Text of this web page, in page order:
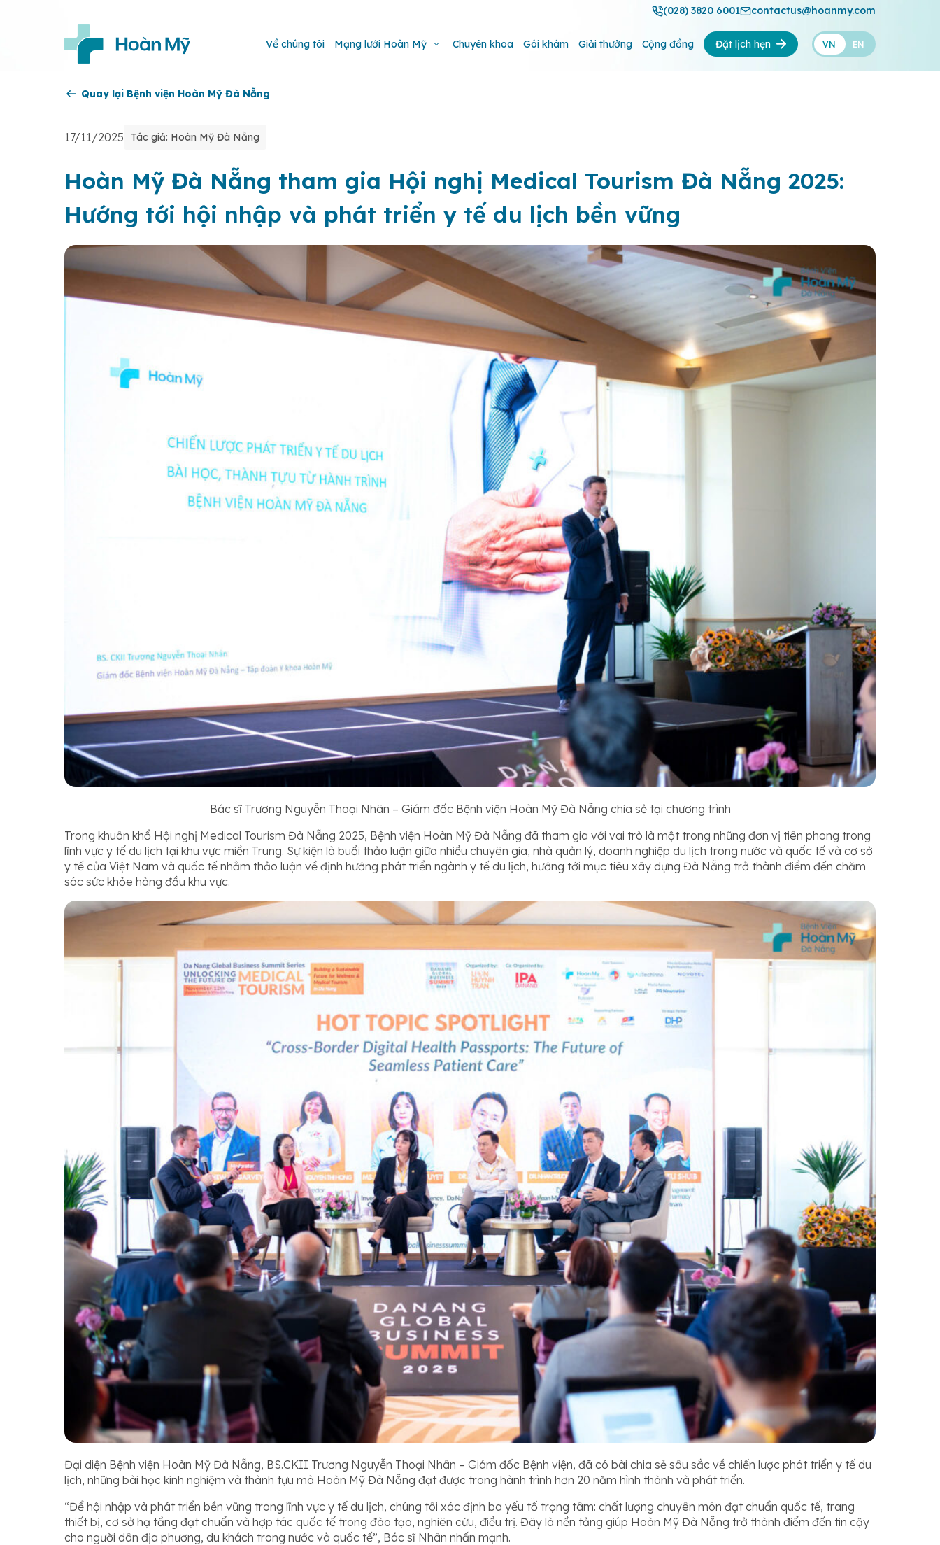
(028) 3820 6001 contactus@hoanmy.com
Về chúng tôi Mạng lưới Hoàn Mỹ Chuyên khoa Gói khám Giải thưởng Cộng đồng Đặt lịch hẹn VN EN
Quay lại Bệnh viện Hoàn Mỹ Đà Nẵng
17/11/2025 Tác giả: Hoàn Mỹ Đà Nẵng
Hoàn Mỹ Đà Nẵng tham gia Hội nghị Medical Tourism Đà Nẵng 2025:
Hướng tới hội nhập và phát triển y tế du lịch bền vững
Bác sĩ Trương Nguyễn Thoại Nhân – Giám đốc Bệnh viện Hoàn Mỹ Đà Nẵng chia sẻ tại chương trình
Trong khuôn khổ Hội nghị Medical Tourism Đà Nẵng 2025, Bệnh viện Hoàn Mỹ Đà Nẵng đã tham gia với vai trò là một trong những đơn vị tiên phong trong
lĩnh vực y tế du lịch tại khu vực miền Trung. Sự kiện là buổi thảo luận giữa nhiều chuyên gia, nhà quản lý, doanh nghiệp du lịch trong nước và quốc tế và cơ sở
y tế của Việt Nam và quốc tế nhằm thảo luận về định hướng phát triển ngành y tế du lịch, hướng tới mục tiêu xây dựng Đà Nẵng trở thành điểm đến chăm
sóc sức khỏe hàng đầu khu vực.
Đại diện Bệnh viện Hoàn Mỹ Đà Nẵng, BS.CKII Trương Nguyễn Thoại Nhân – Giám đốc Bệnh viện, đã có bài chia sẻ sâu sắc về chiến lược phát triển y tế du
lịch, những bài học kinh nghiệm và thành tựu mà Hoàn Mỹ Đà Nẵng đạt được trong hành trình hơn 20 năm hình thành và phát triển.
“Để hội nhập và phát triển bền vững trong lĩnh vực y tế du lịch, chúng tôi xác định ba yếu tố trọng tâm: chất lượng chuyên môn đạt chuẩn quốc tế, trang
thiết bị, cơ sở hạ tầng đạt chuẩn và hợp tác quốc tế trong đào tạo, nghiên cứu, điều trị. Đây là nền tảng giúp Hoàn Mỹ Đà Nẵng trở thành điểm đến tin cậy
cho người dân địa phương, du khách trong nước và quốc tế”, Bác sĩ Nhân nhấn mạnh.